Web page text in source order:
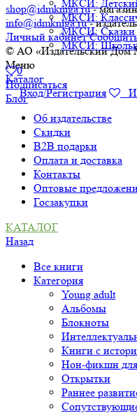
МКСИ:
МКСИ:
МКСИ: Сказки
МКСИ:
0
Подписаться
Блог
shop@idmkniga.ru- магазин
info@idmkniga.ru-
Личный кабинет
© АО «Издательский Дом
Меню
Каталог
Вход/Регистрация
Об издательстве
Скидки
B2B подарки
Оплата и доставка
Контакты
Оптовые
Госзакупки
КАТАЛОГ
Назад
Все книги
Категория
Young adult
Альбомы
Блокноты
Книги с
Нон-фикшн для
Открытки
Раннее